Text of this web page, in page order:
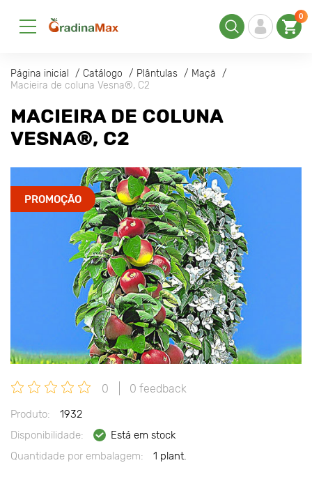
0
Página inicial Catálogo Plântulas
Maçã
Macieira de coluna Vesna®, C2
MACIEIRA DE COLUNA
VESNA®, C2
PROMOÇÃO
0 0 feedback
Produto:
1932
Disponibilidade:
Está em stock
Quantidade por embalagem:
1 plant.